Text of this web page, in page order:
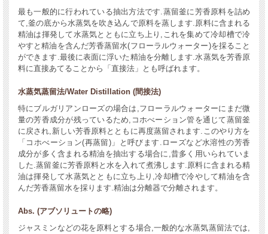
最も一般的に行われている抽出方法です.蒸留釜に芳香原料を詰め
て,釜の底から水蒸気を吹き込んで原料を蒸します.原料に含まれる
精油は揮発して水蒸気とともに立ち上り,これを集めて冷却槽で冷
やすと精油を含んだ芳香蒸留水(フローラルウォーター)を採ること
ができます.最後に表面に浮いた精油を分離します.水蒸気を芳香原
料に直接あてることから「直接法」とも呼ばれます。
水蒸気蒸留法/Water Distillation (間接法)
特にブルガリアンローズの場合は,フローラルウォーターにまだ微
量の芳香成分が残っているため,コホべーション管を通じて蒸留釜
に戻され,新しい芳香原料とともに再度蒸留されます.このやり方を
「コホべーション(再蒸留)」と呼びます.ローズなど水溶性の芳香
成分が多く含まれる精油を抽出する場合に,昔多く用いられていま
した.蒸留釜に芳香原料と水を入れて煮沸します.原料に含まれる精
油は揮発して水蒸気とともに立ち上り,冷却槽で冷やして精油を含
んだ芳香蒸留水を採ります.精油は分離器で分離されます。
Abs. (アブソリュートの略)
ジャスミンなどの花を原料とする場合,一般的な水蒸気蒸留法では,